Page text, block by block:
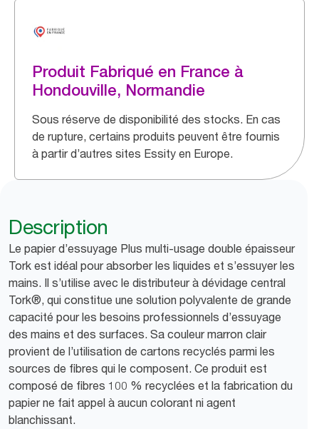
Produit Fabriqué en France à
Hondouville, Normandie
Sous réserve de disponibilité des stocks. En cas
de rupture, certains produits peuvent être fournis
à partir d’autres sites Essity en Europe.
Description
Le papier d’essuyage Plus multi-usage double épaisseur
Tork est idéal pour absorber les liquides et s’essuyer les
mains. Il s’utilise avec le distributeur à dévidage central
Tork®, qui constitue une solution polyvalente de grande
capacité pour les besoins professionnels d’essuyage
des mains et des surfaces. Sa couleur marron clair
provient de l’utilisation de cartons recyclés parmi les
sources de fibres qui le composent. Ce produit est
composé de fibres 100 % recyclées et la fabrication du
papier ne fait appel à aucun colorant ni agent
blanchissant.